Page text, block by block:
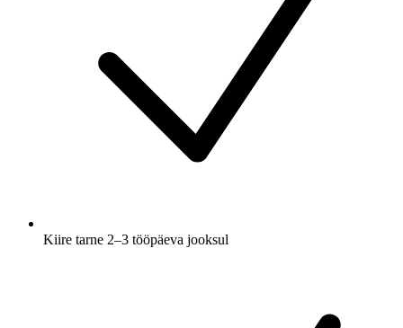
Kiire tarne 2–3 tööpäeva jooksul